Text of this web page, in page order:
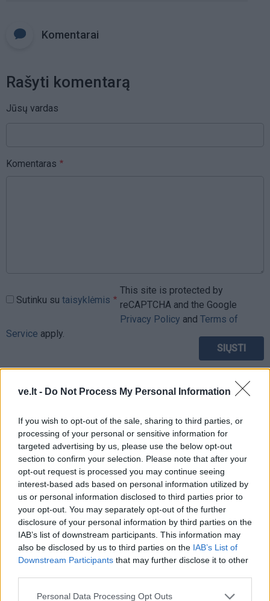
ve.lt - Do Not Process My Personal Information
If you wish to opt-out of the sale, sharing to third parties, or
processing of your personal or sensitive information for
targeted advertising by us, please use the below opt-out
section to confirm your selection. Please note that after your
opt-out request is processed you may continue seeing
interest-based ads based on personal information utilized by
us or personal information disclosed to third parties prior to
your opt-out. You may separately opt-out of the further
disclosure of your personal information by third parties on the
IAB’s list of downstream participants. This information may
also be disclosed by us to third parties on the IAB’s List of
Downstream Participants that may further disclose it to other
Personal Data Processing Opt Outs
Komentarai
Rašyti komentarą
Jūsų vardas
Komentaras
Sutinku su taisyklėmis
This site is protected by
reCAPTCHA and the Google
Privacy Policy and Terms of
Service apply.
TAIP PAT SKAITYKITE